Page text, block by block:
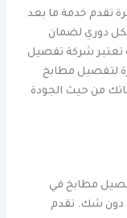
تقدم خدمة ما بعد
دوري لضمان
تعتبر شركة تفصيل
لتفصيل مطابخ
من حيث الجودة
مطابخ في
دون شك. تقدم